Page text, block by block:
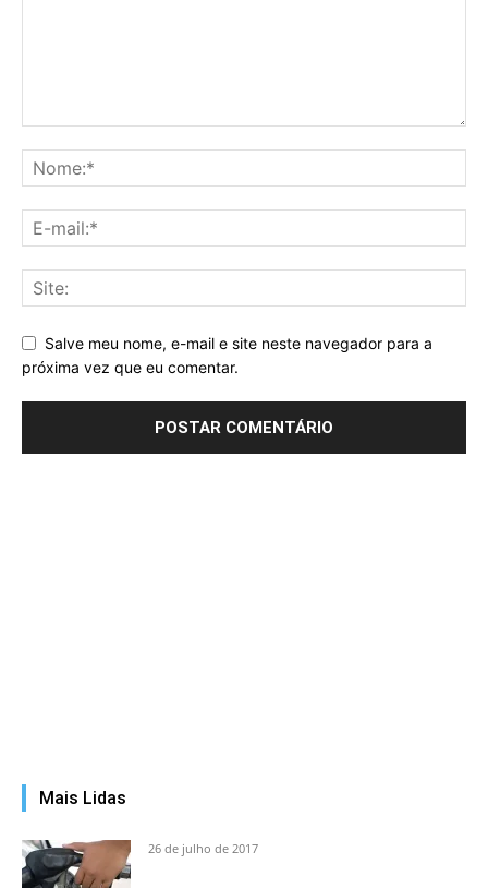
Salve meu nome, e-mail e site neste navegador para a
próxima vez que eu comentar.
Mais Lidas
26 de julho de 2017